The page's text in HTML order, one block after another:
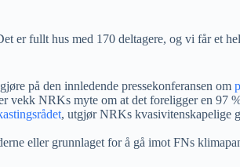
er fullt hus med 170 deltagere, og vi får et
på den innledende pressekonferansen om
vekk NRKs myte om at det foreligger en
, utgjør NRKs kvasivitenskapelige
eller grunnlaget for å gå imot FNs